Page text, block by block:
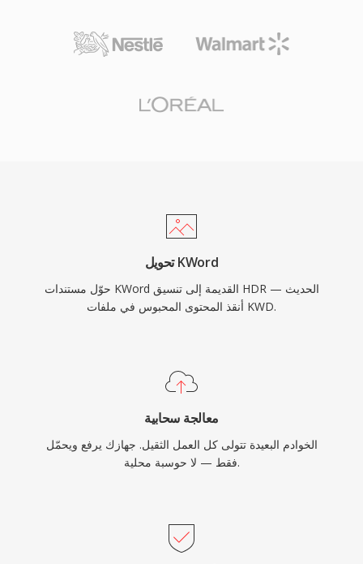
تحويل KWord
حوّل مستندات KWord القديمة إلى تنسيق HDR الحديث —
أنقذ المحتوى المحبوس في ملفات KWD.
معالجة سحابية
الخوادم البعيدة تتولى كل العمل الثقيل. جهازك يرفع ويحمّل
فقط — لا حوسبة محلية.